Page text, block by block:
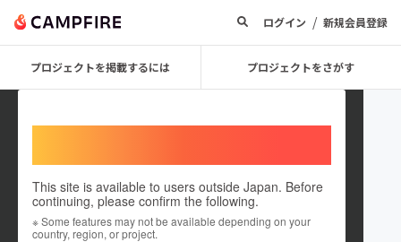
ログイン / 新規会員登録
プロジェクトを掲載するには プロジェクトをさがす
This site is available to users outside Japan. Before
continuing, please confirm the following.
※ Some features may not be available depending on your
country, region, or project.
holland_i